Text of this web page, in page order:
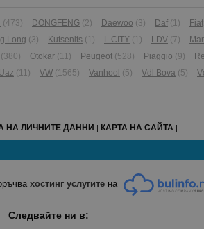
(473) DONGFENG (2) Daewoo (3) Daf (1) Fiat
Long (3) Kutsenits (1) L CITY (1) LDV (7)
(380) Otokar (11) Peugeot (528) Piaggio (9)
Uaz (11) VW (1565) Vanhool (5) Vdl Bova (5)
НА ЛИЧНИТЕ ДАННИ КАРТА НА САЙТА
хостинг услугите на
Следвайте ни в: